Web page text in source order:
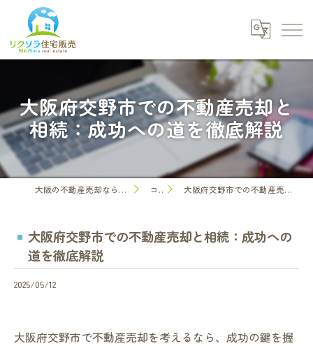
大阪府交野市での不動産売却と
相続：成功への道を徹底解説
大阪の不動産売却なら株式会社リクソラ住宅販売 コラム 大阪府交野市での不動産売却と相続：成功への道を徹底解説
大阪府交野市での不動産売却と相続：成功への
道を徹底解説
2025/05/12
大阪府交野市で不動産売却を考えるなら、成功の鍵を握